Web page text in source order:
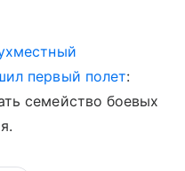
первый полет:
семейство боевых